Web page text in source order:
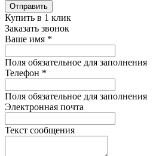
Отправить
Купить в 1 клик
Заказать звонок
Ваше имя *
Поля обязательное для заполнения
Телефон *
Поля обязательное для заполнения
Электронная почта
Текст сообщения